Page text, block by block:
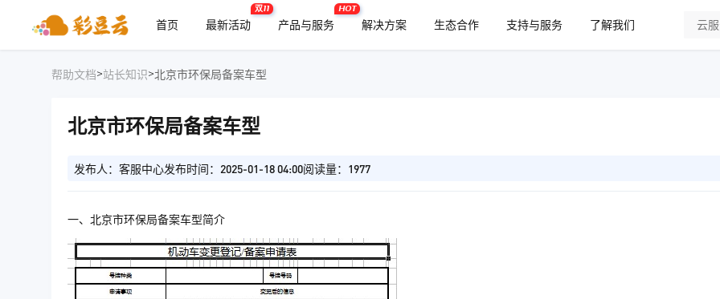
首页 最新活动
双11
产品与服务
HOT
解决方案 生态合作 支持与服务 了解我们
帮助文档>站长知识>北京市环保局备案车型
北京市环保局备案车型
发布人：客服中心发布时间：2025-01-18 04:00阅读量：1977
一、北京市环保局备案车型简介